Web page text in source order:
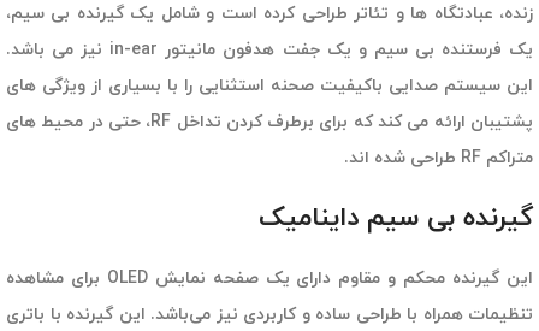
زنده، عبادتگاه ها و تئاتر طراحی کرده است و شامل یک گیرنده بی سیم،
یک فرستنده بی سیم و یک جفت هدفون مانیتور in-ear نیز می باشد.
این سیستم صدایی باکیفیت صحنه استثنایی را با بسیاری از ویژگی های
پشتیبان ارائه می کند که برای برطرف کردن تداخل RF، حتی در محیط های
متراکم RF طراحی شده اند.
گیرنده بی سیم داینامیک
این گیرنده محکم و مقاوم دارای یک صفحه نمایش OLED برای مشاهده
تنظیمات همراه با طراحی ساده و کاربردی نیز می‌باشد. این گیرنده با باتری